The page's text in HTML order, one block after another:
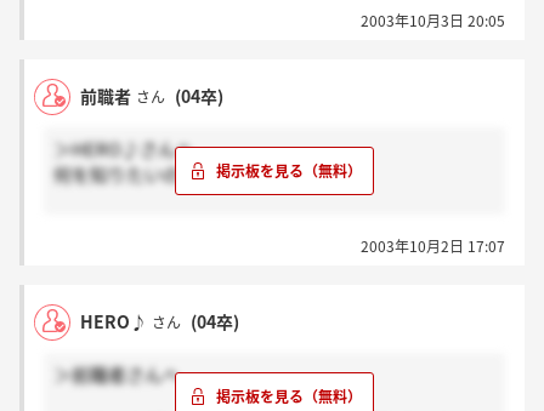
2003年10月3日 20:05
前職者 さん (04卒)
＞HERO♪さんへ
何を知りたいのですか？
・接客が出来ないと相当厳しいことになります。
わ かります。
2003年10月2日 17:07
HERO♪ さん (04卒)
＞前職者さんへ